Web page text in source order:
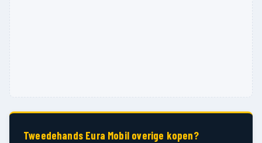
Tweedehands Eura Mobil overige kopen?